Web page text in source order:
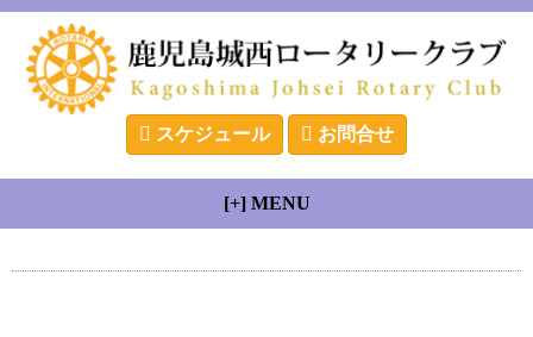
スケジュール お問合せ
[+] MENU